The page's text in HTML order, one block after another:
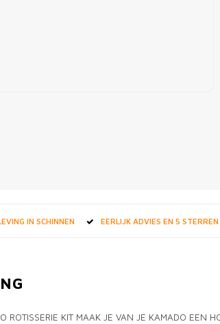
IN SCHINNEN EERLIJK ADVIES EN 5 STERREN
ROTISSERIE KIT MAAK JE VAN JE KAMADO EEN